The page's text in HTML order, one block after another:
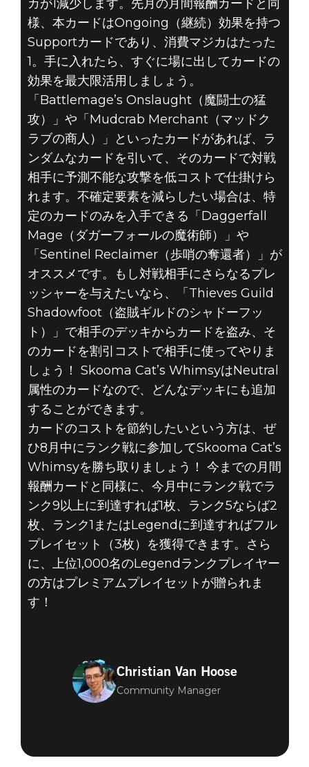
カが1減少します。先月の月間報酬カードと同
様、本カードはOngoing（継続）効果を持つ
Supportカードであり、消費マジカはたった
1。手に入れたら、すぐに場に出してカードの
効果を最大限活用しましょう。
「Battlemage’s Onslaught（魔闘士の猛
攻）」や「Mudcrab Merchant（マッドク
ラブの商人）」といったカードがあれば、ラ
ンダムなカードを引いて、そのカードで対戦
相手に予測不能な攻撃を低コストで仕掛けら
れます。不確定要素を減らしたい場合は、特
定のカードのみを入手できる「Daggerfall
Mage（ダガーフォールの魔術師）」や
「Sentinel Reclaimer（歩哨の奪還者）」が
オススメです。もし対戦相手にさらなるプレ
ッシャーを与えたいなら、「Thieves Guild
Shadowfoot（盗賊ギルドのシャドーフッ
ト）」で相手のデッキからカードを盗み、そ
のカードを割引コストで相手に使ってやりま
しょう！ Skooma Cat’s WhimsyはNeutral
属性のカードなので、どんなデッキにも追加
することができます。
カードのコストを節約したいという方は、ぜ
ひ8月中にランク戦に参加してSkooma Cat’s
Whimsyを勝ち取りましょう！ 今までの月間
報酬カードと同様に、今月中にランク戦でラ
ンク9以上に到達すれば1枚、ランク5ならば2
枚、ランク1またはLegendに到達すればフル
プレイセット（3枚）を獲得できます。さら
に、上位1,000名のLegendランクプレイヤー
の方はプレミアムプレイセットが贈られま
す！
Christian Van Hoose
Community Manager